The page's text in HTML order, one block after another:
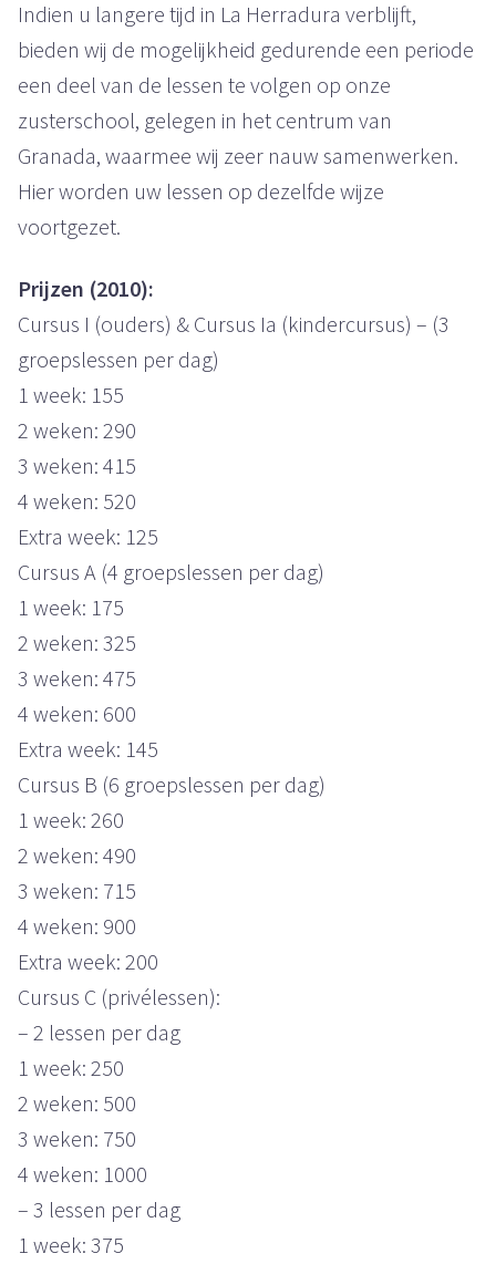
Indien u langere tijd in La Herradura verblijft,
bieden wij de mogelijkheid gedurende een periode
een deel van de lessen te volgen op onze
zusterschool, gelegen in het centrum van
Granada, waarmee wij zeer nauw samenwerken.
Hier worden uw lessen op dezelfde wijze
voortgezet.
Prijzen (2010):
Cursus I (ouders) & Cursus Ia (kindercursus) – (3
groepslessen per dag)
1 week: 155
2 weken: 290
3 weken: 415
4 weken: 520
Extra week: 125
Cursus A (4 groepslessen per dag)
1 week: 175
2 weken: 325
3 weken: 475
4 weken: 600
Extra week: 145
Cursus B (6 groepslessen per dag)
1 week: 260
2 weken: 490
3 weken: 715
4 weken: 900
Extra week: 200
Cursus C (privélessen):
– 2 lessen per dag
1 week: 250
2 weken: 500
3 weken: 750
4 weken: 1000
– 3 lessen per dag
1 week: 375